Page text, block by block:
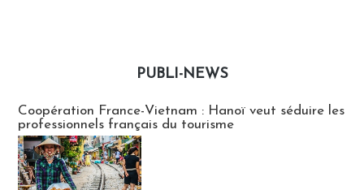
PUBLI-NEWS
Coopération France-Vietnam : Hanoï veut séduire les
professionnels français du tourisme